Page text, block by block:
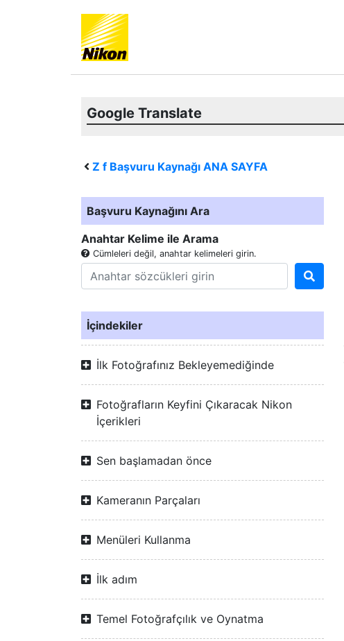
Google Translate
Z f Başvuru Kaynağı ANA SAYFA
Başvuru Kaynağını Ara
Anahtar Kelime ile Arama
Cümleleri değil, anahtar kelimeleri girin.
İçindekiler
İlk Fotoğrafınız Bekleyemediğinde
Fotoğrafların Keyfini Çıkaracak Nikon
İçerikleri
Sen başlamadan önce
Kameranın Parçaları
Menüleri Kullanma
İlk adım
Temel Fotoğrafçılık ve Oynatma